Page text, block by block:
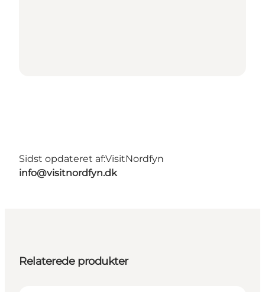
Sidst opdateret af:VisitNordfyn
info@visitnordfyn.dk
Relaterede produkter